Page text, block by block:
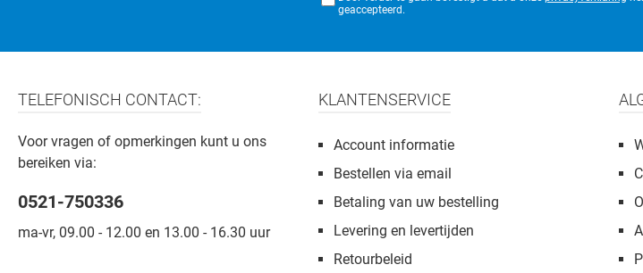
geaccepteerd.
TELEFONISCH CONTACT:
Voor vragen of opmerkingen kunt u ons
bereiken via:
0521-750336
ma-vr, 09.00 - 12.00 en 13.00 - 16.30 uur
KLANTENSERVICE
Account informatie
Bestellen via email
Betaling van uw bestelling
Levering en levertijden
Retourbeleid